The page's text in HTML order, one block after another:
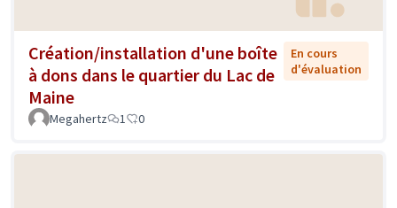
Création/installation d'une boîte
à dons dans le quartier du Lac de
Maine
En cours
d'évaluation
Megahertz 1 0